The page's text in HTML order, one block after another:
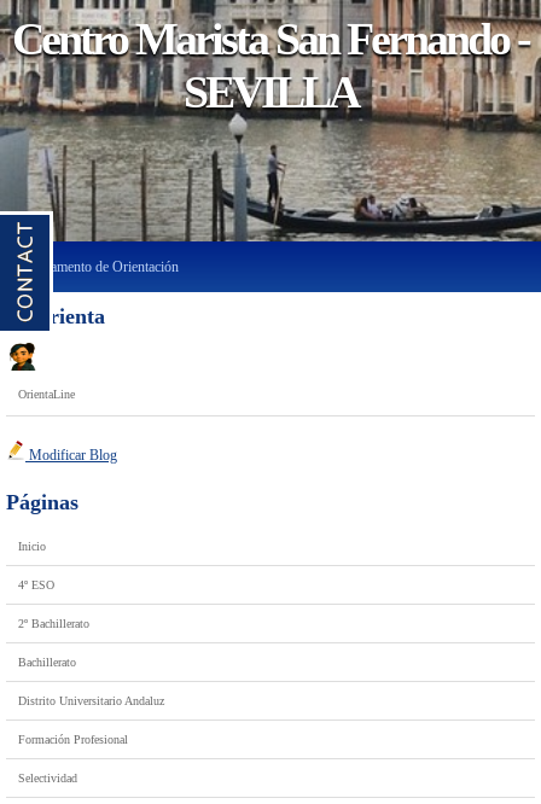
Centro Marista San Fernando -
SEVILLA
Departamento de Orientación
El Orienta
OrientaLine
Modificar Blog
Páginas
Inicio
4º ESO
2º Bachillerato
Bachillerato
Distrito Universitario Andaluz
Formación Profesional
Selectividad